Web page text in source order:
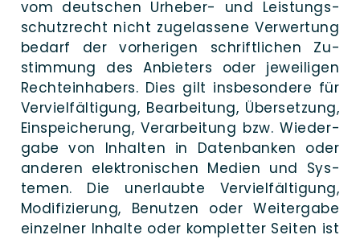
vom deut­schen Ur­he­­ber- und Leistungs­
schutz­recht nicht zu­gelassene Ver­wertung
be­darf der vor­herigen schrift­lichen Zu­
stimmung des An­bieters oder je­weiligen
Rechte­in­habers. Dies gilt ins­besondere für
Ver­viel­fältigung, Be­­arbeitung, Über­­setzung,
Ein­speicherung, Ver­arbeitung bzw. Wieder­
gabe von In­halten in Daten­banken oder
ande­ren elek­tronischen Medi­en und Sys­
temen. Die un­­er­laubte Ver­viel­fältigung,
Modi­fi­zie­rung, Benut­zen oder Wei­ter­ga­be
ein­zel­ner Inhal­te oder kom­plet­ter Sei­ten ist